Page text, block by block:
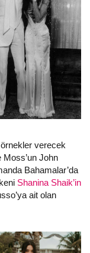
verecek
John
Bahamalar’da
Shanina Shaik’in
ait olan